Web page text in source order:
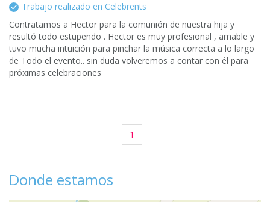
Trabajo realizado en Celebrents
Contratamos a Hector para la comunión de nuestra hija y
resultó todo estupendo . Hector es muy profesional , amable y
tuvo mucha intuición para pinchar la música correcta a lo largo
de Todo el evento.. sin duda volveremos a contar con él para
próximas celebraciones
1
Donde estamos